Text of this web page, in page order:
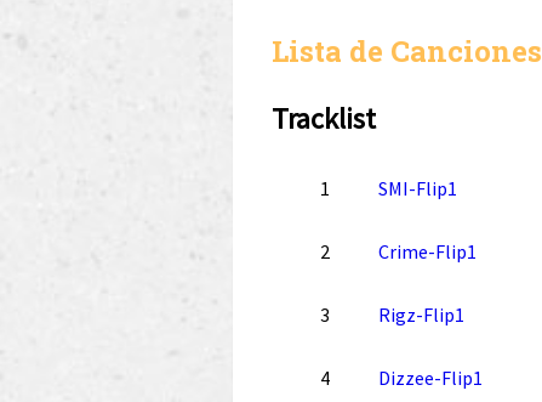
Lista de Canciones
Tracklist
1 SMI-Flip1
2 Crime-Flip1
3 Rigz-Flip1
4 Dizzee-Flip1